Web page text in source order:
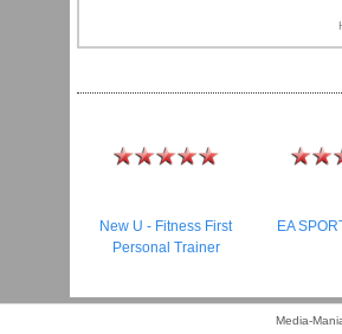
New U - Fitness First
Personal Trainer
EA
Media-